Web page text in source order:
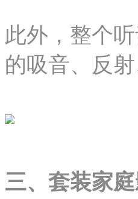
此外，整个
的吸音、反
三、套装家